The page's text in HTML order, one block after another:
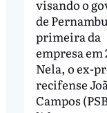
visando o
de
primeira da
empresa em
Nela, o ex-
recifense
Campos